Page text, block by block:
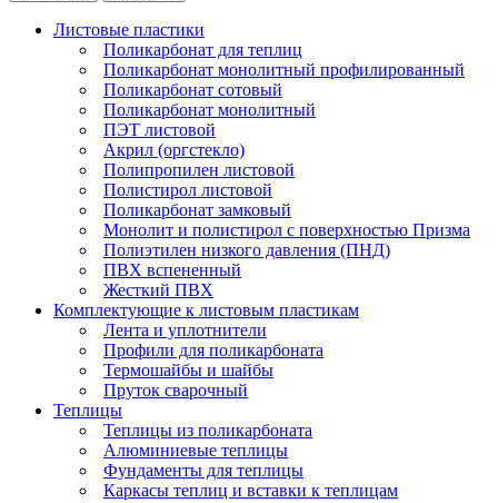
Листовые пластики
Поликарбонат для теплиц
Поликарбонат монолитный профилированный
Поликарбонат сотовый
Поликарбонат монолитный
ПЭТ листовой
Акрил (оргстекло)
Полипропилен листовой
Полистирол листовой
Поликарбонат замковый
Монолит и полистирол с поверхностью Призма
Полиэтилен низкого давления (ПНД)
ПВХ вспененный
Жесткий ПВХ
Комплектующие к листовым пластикам
Лента и уплотнители
Профили для поликарбоната
Термошайбы и шайбы
Пруток сварочный
Теплицы
Теплицы из поликарбоната
Алюминиевые теплицы
Фундаменты для теплицы
Каркасы теплиц и вставки к теплицам